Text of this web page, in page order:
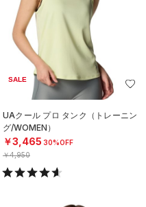
SALE
UAクール プロ タンク（トレーニン
グ/WOMEN）
￥3,465 30%OFF
￥4,950